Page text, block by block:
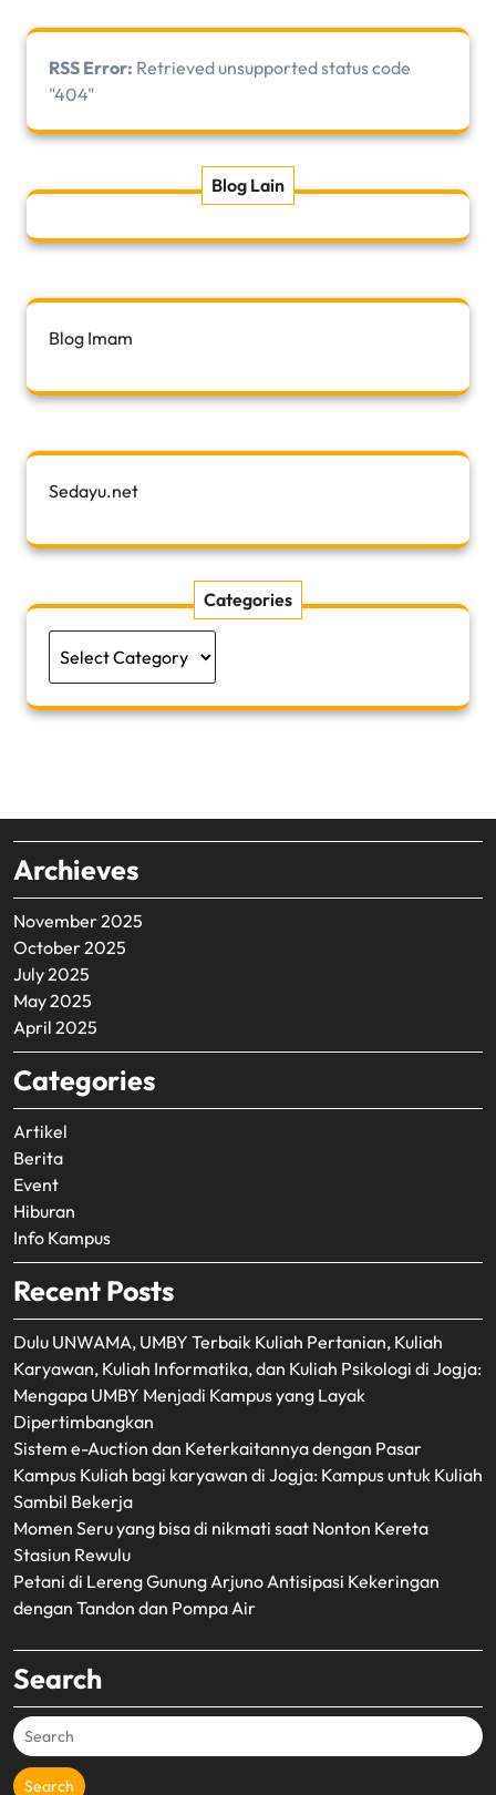
RSS Error: Retrieved unsupported status code
"404"
Blog Lain
Blog Imam
Sedayu.net
Categories
Archieves
November 2025
October 2025
July 2025
May 2025
April 2025
Categories
Artikel
Berita
Event
Hiburan
Info Kampus
Recent Posts
Dulu UNWAMA, UMBY Terbaik Kuliah Pertanian, Kuliah
Karyawan, Kuliah Informatika, dan Kuliah Psikologi di Jogja:
Mengapa UMBY Menjadi Kampus yang Layak
Dipertimbangkan
Sistem e-Auction dan Keterkaitannya dengan Pasar
Kampus Kuliah bagi karyawan di Jogja: Kampus untuk Kuliah
Sambil Bekerja
Momen Seru yang bisa di nikmati saat Nonton Kereta
Stasiun Rewulu
Petani di Lereng Gunung Arjuno Antisipasi Kekeringan
dengan Tandon dan Pompa Air
Search
Search